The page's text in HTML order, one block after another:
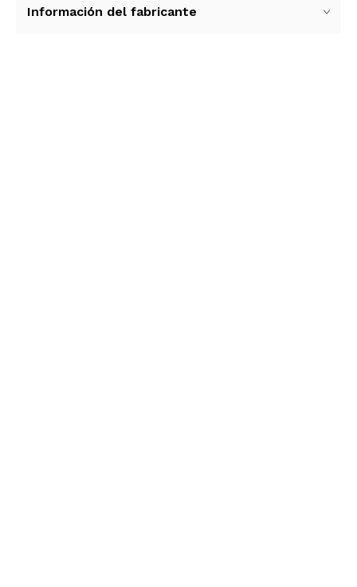
estas figuras son sumamente versatiles Son
Información del fabricante